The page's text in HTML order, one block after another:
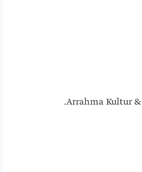
Arrahma Kultur